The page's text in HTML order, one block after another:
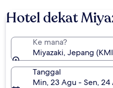
Hotel dekat
Ke mana?
Miyazaki, Jepang
Tanggal
Min, 23 Agu - Sen, 24